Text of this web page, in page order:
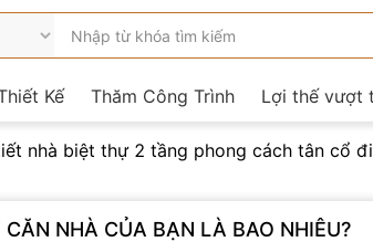
Kế Thăm Công Trình Lợi thế vượt
nhà biệt thự 2 tầng phong cách tân cổ
NHÀ CỦA BẠN LÀ BAO NHIÊU?